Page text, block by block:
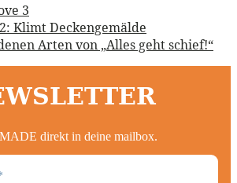
3
Klimt Deckengemälde
Arten von „Alles geht schief!“
direkt in deine mailbox.